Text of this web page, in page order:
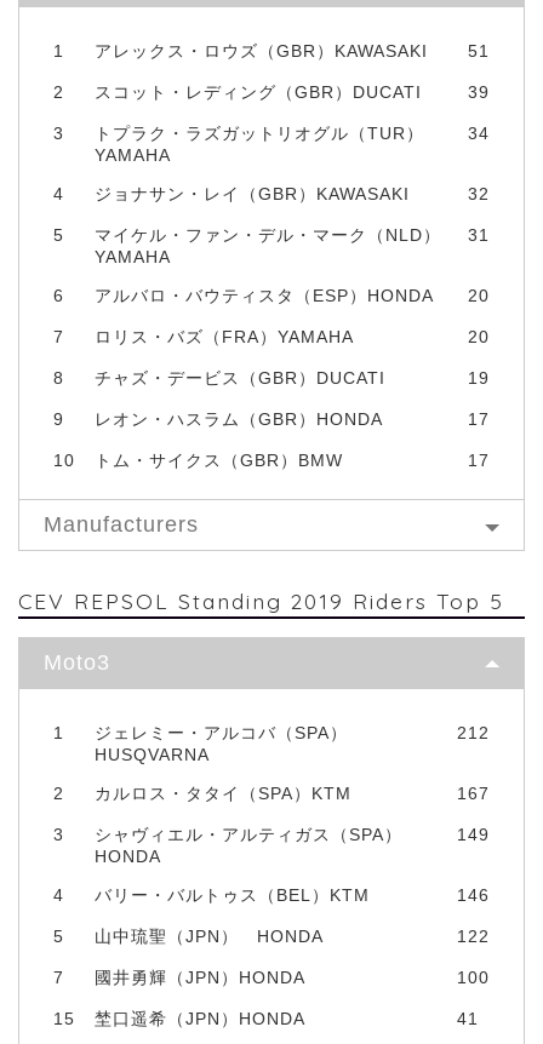
1 アレックス・ロウズ（GBR）KAWASAKI 51
2 スコット・レディング（GBR）DUCATI 39
3
トプラク・ラズガットリオグル（TUR）
YAMAHA
34
4 ジョナサン・レイ（GBR）KAWASAKI 32
5
マイケル・ファン・デル・マーク（NLD）
YAMAHA
31
6 アルバロ・バウティスタ（ESP）HONDA 20
7 ロリス・バズ（FRA）YAMAHA 20
8 チャズ・デービス（GBR）DUCATI 19
9 レオン・ハスラム（GBR）HONDA 17
10 トム・サイクス（GBR）BMW 17
Manufacturers
CEV REPSOL Standing 2019 Riders Top 5
Moto3
1
ジェレミー・アルコバ（SPA）
HUSQVARNA
212
2 カルロス・タタイ（SPA）KTM 167
3
シャヴィエル・アルティガス（SPA）
HONDA
149
4 バリー・バルトゥス（BEL）KTM 146
5 山中琉聖（JPN） HONDA 122
7 國井勇輝（JPN）HONDA 100
15 埜口遥希（JPN）HONDA 41